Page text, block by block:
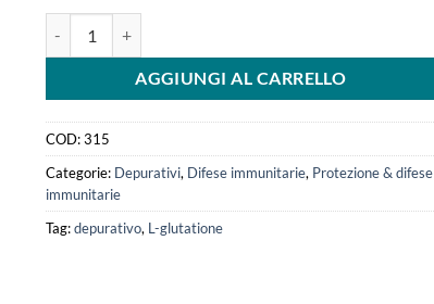
AGGIUNGI AL CARRELLO
COD:315
Categorie: Depurativi, Difese immunitarie, Protezione & difese
immunitarie
Tag:depurativo, L-glutatione